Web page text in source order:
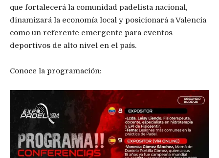
que fortalecerá la comunidad padelista nacional,
dinamizará la economía local y posicionará a Valencia
como un referente emergente para eventos
deportivos de alto nivel en el país.
Conoce la programación: